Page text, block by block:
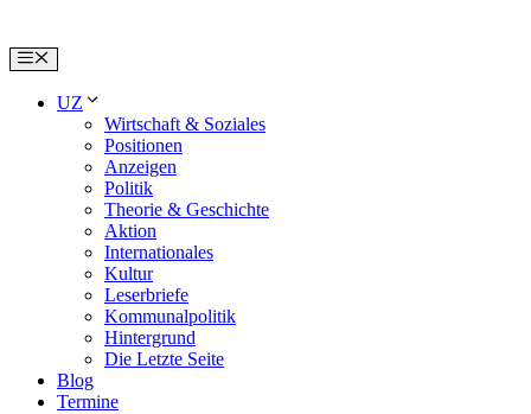
Menu
UZ
Wirtschaft & Soziales
Positionen
Anzeigen
Politik
Theorie & Geschichte
Aktion
Internationales
Kultur
Leserbriefe
Kommunalpolitik
Hintergrund
Die Letzte Seite
Blog
Termine